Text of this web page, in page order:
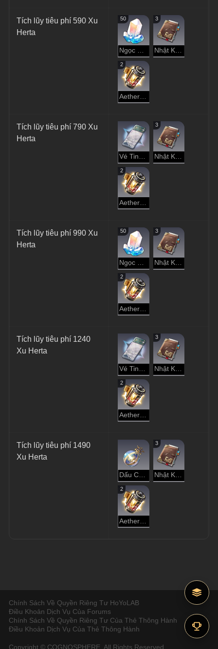
Tích lũy tiêu phí 590 Xu
Herta
50
Ngọc Ánh Sao
3
Nhật Ký Thám Hiểm
2
Aether Cô Đặc
Tích lũy tiêu phí 790 Xu
Herta
Vé Tinh Cầu
3
Nhật Ký Thám Hiểm
2
Aether Cô Đặc
Tích lũy tiêu phí 990 Xu
Herta
50
Ngọc Ánh Sao
3
Nhật Ký Thám Hiểm
2
Aether Cô Đặc
Tích lũy tiêu phí 1240
Xu Herta
Vé Tinh Cầu
3
Nhật Ký Thám Hiểm
2
Aether Cô Đặc
Tích lũy tiêu phí 1490
Xu Herta
Dấu Chân Vận Mệnh
3
Nhật Ký Thám Hiểm
2
Aether Cô Đặc
Chính Sách Về Quyền Riêng Tư HoYoLAB
Điều Khoản Dịch Vụ Của Forums
Chính Sách Về Quyền Riêng Tư Của Thẻ Thông Hành
Điều Khoản Dịch Vụ Của Thẻ Thông Hành
Copyright © COGNOSPHERE. All Rights Reserved.